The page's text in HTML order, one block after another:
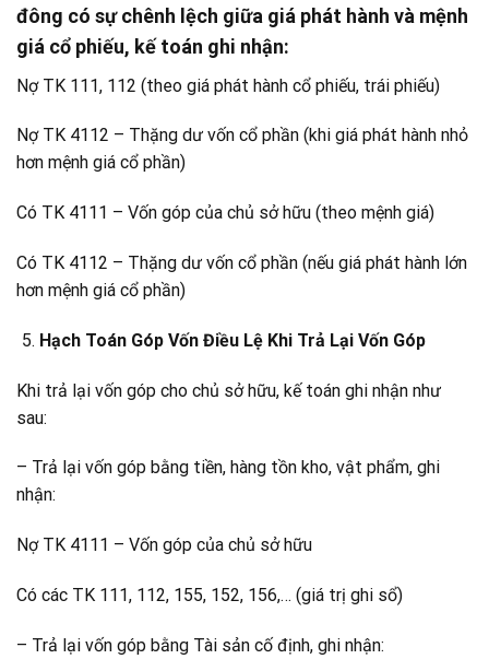
đông có sự chênh lệch giữa giá phát hành và mệnh
giá cổ phiếu, kế toán ghi nhận:
Nợ TK 111, 112 (theo giá phát hành cổ phiếu, trái phiếu)
Nợ TK 4112 – Thặng dư vốn cổ phần (khi giá phát hành nhỏ
hơn mệnh giá cổ phần)
Có TK 4111 – Vốn góp của chủ sở hữu (theo mệnh giá)
Có TK 4112 – Thặng dư vốn cổ phần (nếu giá phát hành lớn
hơn mệnh giá cổ phần)
Hạch Toán Góp Vốn Điều Lệ Khi Trả Lại Vốn Góp
Khi trả lại vốn góp cho chủ sở hữu, kế toán ghi nhận như
sau:
– Trả lại vốn góp bằng tiền, hàng tồn kho, vật phẩm, ghi
nhận:
Nợ TK 4111 – Vốn góp của chủ sở hữu
Có các TK 111, 112, 155, 152, 156,… (giá trị ghi sổ)
– Trả lại vốn góp bằng Tài sản cố định, ghi nhận: